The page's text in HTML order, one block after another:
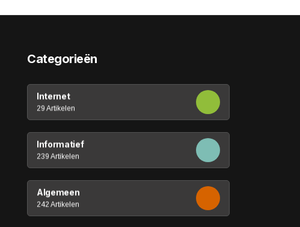
Categorieën
Internet
29 Artikelen
Informatief
239 Artikelen
Algemeen
242 Artikelen